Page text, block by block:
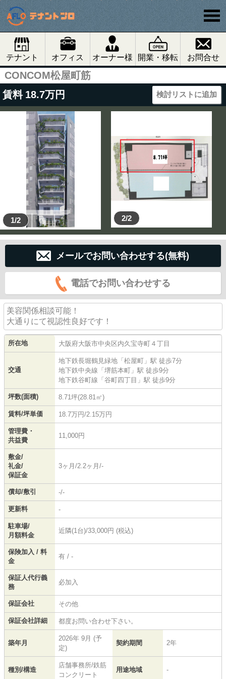
テナント オフィス オーナー様 開業・移転 お問合せ
CONCOM松屋町筋
賃料 18.7万円 検討リストに追加
1/2 2/2
メールでお問い合わせする(無料)
電話でお問い合わせする
美容関係相談可能！
大通りにて視認性良好です！
所在地 大阪府大阪市中央区内久宝寺町 ４丁目
交通
地下鉄長堀鶴見緑地 「松屋町 」駅 徒歩7分
地下鉄中央線 「堺筋本町 」駅 徒歩9分
地下鉄谷町線 「谷町四丁目 」駅 徒歩9分
坪数(面積) 8.71坪(28.81㎡)
賃料/坪単価 18.7万円/2.15万円
管理費・
共益費
11,000円
敷金/
礼金/
保証金
3ヶ月/2.2ヶ月/-
償却/敷引 -/-
更新料 -
駐車場/
月額料金
近隣(1台)/33,000円 (税込)
保険加入 / 料
金
有 / -
保証人代行義
務
必加入
保証会社 その他
保証会社詳細 都度お問い合わせ下さい。
築年月
2026年 9月 (予
定)
契約期間 2年
種別/構造
店舗事務所/鉄筋
コンクリート
用途地域 -